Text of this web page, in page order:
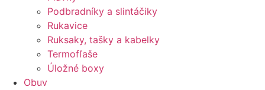
Podbradníky a slintáčiky
Rukavice
Ruksaky, tašky a kabelky
Termofľaše
Úložné boxy
Obuv